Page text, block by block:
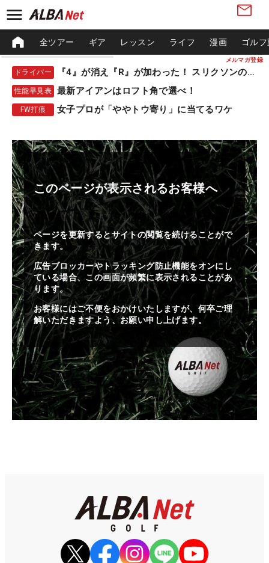
メルマガ登録
全ツアー ギア レッスン ライフ 漫画 ゴル
ドライバー 『4』が消え『R』が加わった！ スリクソンの新作
性能早見表 最新アイアンはロフト角で選べ！
FW打痕 女子プロが「ややトウ寄り」に当てるワケ
このページが表示されるお客様へ
ページを更新するとサイトの閲覧を続けることがで
きます。
広告ブロッカーやトラッキング防止機能をオンにし
ている場合、この画面が頻繁に表示されることがあ
ります。
お客様にはご不便をおかけいたしますが、何卒ご理
解いただきますよう、お願い申し上げます。